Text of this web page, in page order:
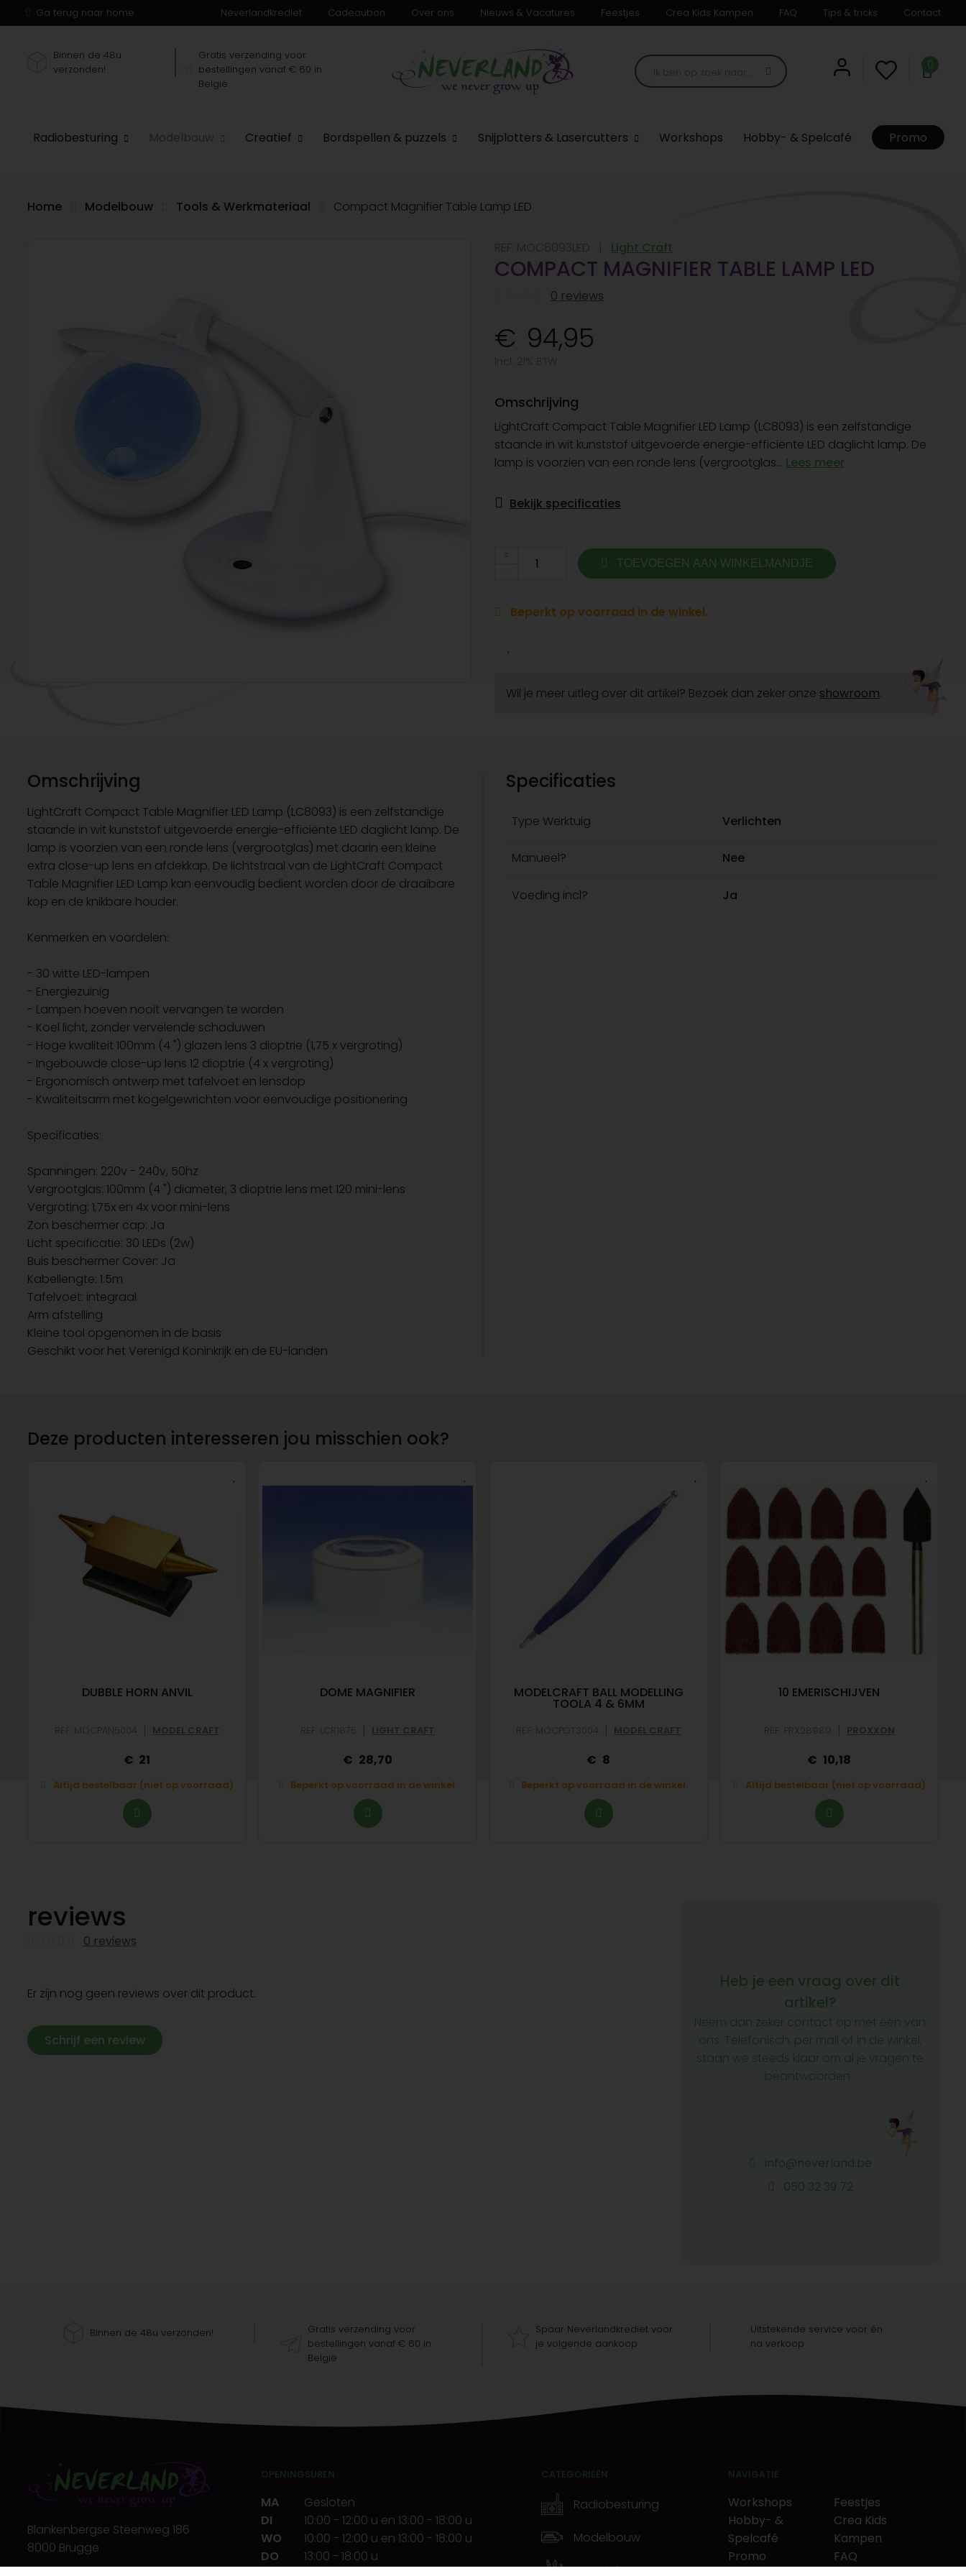
Ga terug naar home. Neverlandkrediet Cadeaubon Over ons Nieuws & Vacatures Feestjes Crea Kids Kampen FAQ Tips & tricks Contact
Binnen de 48u
verzonden!
Gratis verzending voor
bestellingen vanaf € 60 in
België
0
Radiobesturing Modelbouw Creatief Bordspellen & puzzels Snijplotters & Lasercutters Workshops Hobby- & Spelcafé Promo
Home Modelbouw Tools & Werkmateriaal Compact Magnifier Table Lamp LED
Light Craft
COMPACT MAGNIFIER TABLE LAMP LED
0 reviews
94,95
Omschrijving
LightCraft Compact Table Magnifier LED Lamp (LC8093) is een zelfstandige
staande in wit kunststof uitgevoerde energie-efficiënte LED daglicht lamp. De
lamp is voorzien van een ronde lens (vergrootglas... Lees meer
Bekijk specificaties
TOEVOEGEN AAN WINKELMANDJE
Beperkt op voorraad in de winkel.
Wil je meer uitleg over dit artikel? Bezoek dan zeker onze showroom.
Omschrijving
LightCraft Compact Table Magnifier LED Lamp (LC8093) is een zelfstandige
staande in wit kunststof uitgevoerde energie-efficiënte LED daglicht lamp. De
lamp is voorzien van een ronde lens (vergrootglas) met daarin een kleine
extra close-up lens en afdekkap. De lichtstraal van de LightCraft Compact
Table Magnifier LED Lamp kan eenvoudig bedient worden door de draaibare
kop en de knikbare houder.
Kenmerken en voordelen:
- 30 witte LED-lampen
- Energiezuinig
- Lampen hoeven nooit vervangen te worden
- Koel licht, zonder vervelende schaduwen
- Hoge kwaliteit 100mm (4 ") glazen lens 3 dioptrie (1,75 x vergroting)
- Ingebouwde close-up lens 12 dioptrie (4 x vergroting)
- Ergonomisch ontwerp met tafelvoet en lensdop
- Kwaliteitsarm met kogelgewrichten voor eenvoudige positionering
Specificaties:
Spanningen: 220v - 240v, 50hz
Vergrootglas: 100mm (4 ") diameter, 3 dioptrie lens met 120 mini-lens
Vergroting: 1,75x en 4x voor mini-lens
Zon beschermer cap: Ja
Licht specificatie: 30 LEDs (2w)
Buis beschermer Cover: Ja
Kabellengte: 1.5m
Tafelvoet: integraal
Arm afstelling
Kleine tool opgenomen in de basis
Geschikt voor het Verenigd Koninkrijk en de EU-landen
Specificaties
Type Werktuig Verlichten
Manueel? Nee
Voeding incl? Ja
Deze producten interesseren jou misschien ook?
DUBBLE HORN ANVIL
REF: MOCPAN5004 | MODEL CRAFT
21
Altijd bestelbaar (niet op voorraad)
DOME MAGNIFIER
| LIGHT CRAFT
28,70
Beperkt op voorraad in de winkel.
MODELCRAFT BALL MODELLING
TOOLA 4 & 6MM
REF: MOCPDT3004 | MODEL CRAFT
8
Beperkt op voorraad in de winkel.
10 EMERISCHIJVEN
| PROXXON
10,18
Altijd bestelbaar (niet op voorraad)
reviews
0 reviews
Er zijn nog geen reviews over dit product.
Schrijf een review
Heb je een vraag over dit
artikel?
Neem dan zeker contact op met één van
ons. Telefonisch, per mail of in de winkel,
staan we steeds klaar om al je vragen te
beantwoorden.
info@neverland.be
050 32 39 72
Binnen de 48u verzonden!
Gratis verzending voor
bestellingen vanaf € 60 in
België
Spaar Neverlandkrediet voor
je volgende aankoop
Uitstekende service voor én
na verkoop
Blankenbergse Steenweg 186
8000 Brugge
OPENINGSUREN
MA
Gesloten
DI
10:00 - 12:00 u en 13:00 - 18:00 u
WO
10:00 - 12:00 u en 13:00 - 18:00 u
DO
13:00 - 18:00 u
CATEGORIEËN
Radiobesturing
Modelbouw
Creatief
NAVIGATIE
Workshops
Hobby- &
Spelcafé
Promo
Feestjes
Crea Kids
Kampen
FAQ